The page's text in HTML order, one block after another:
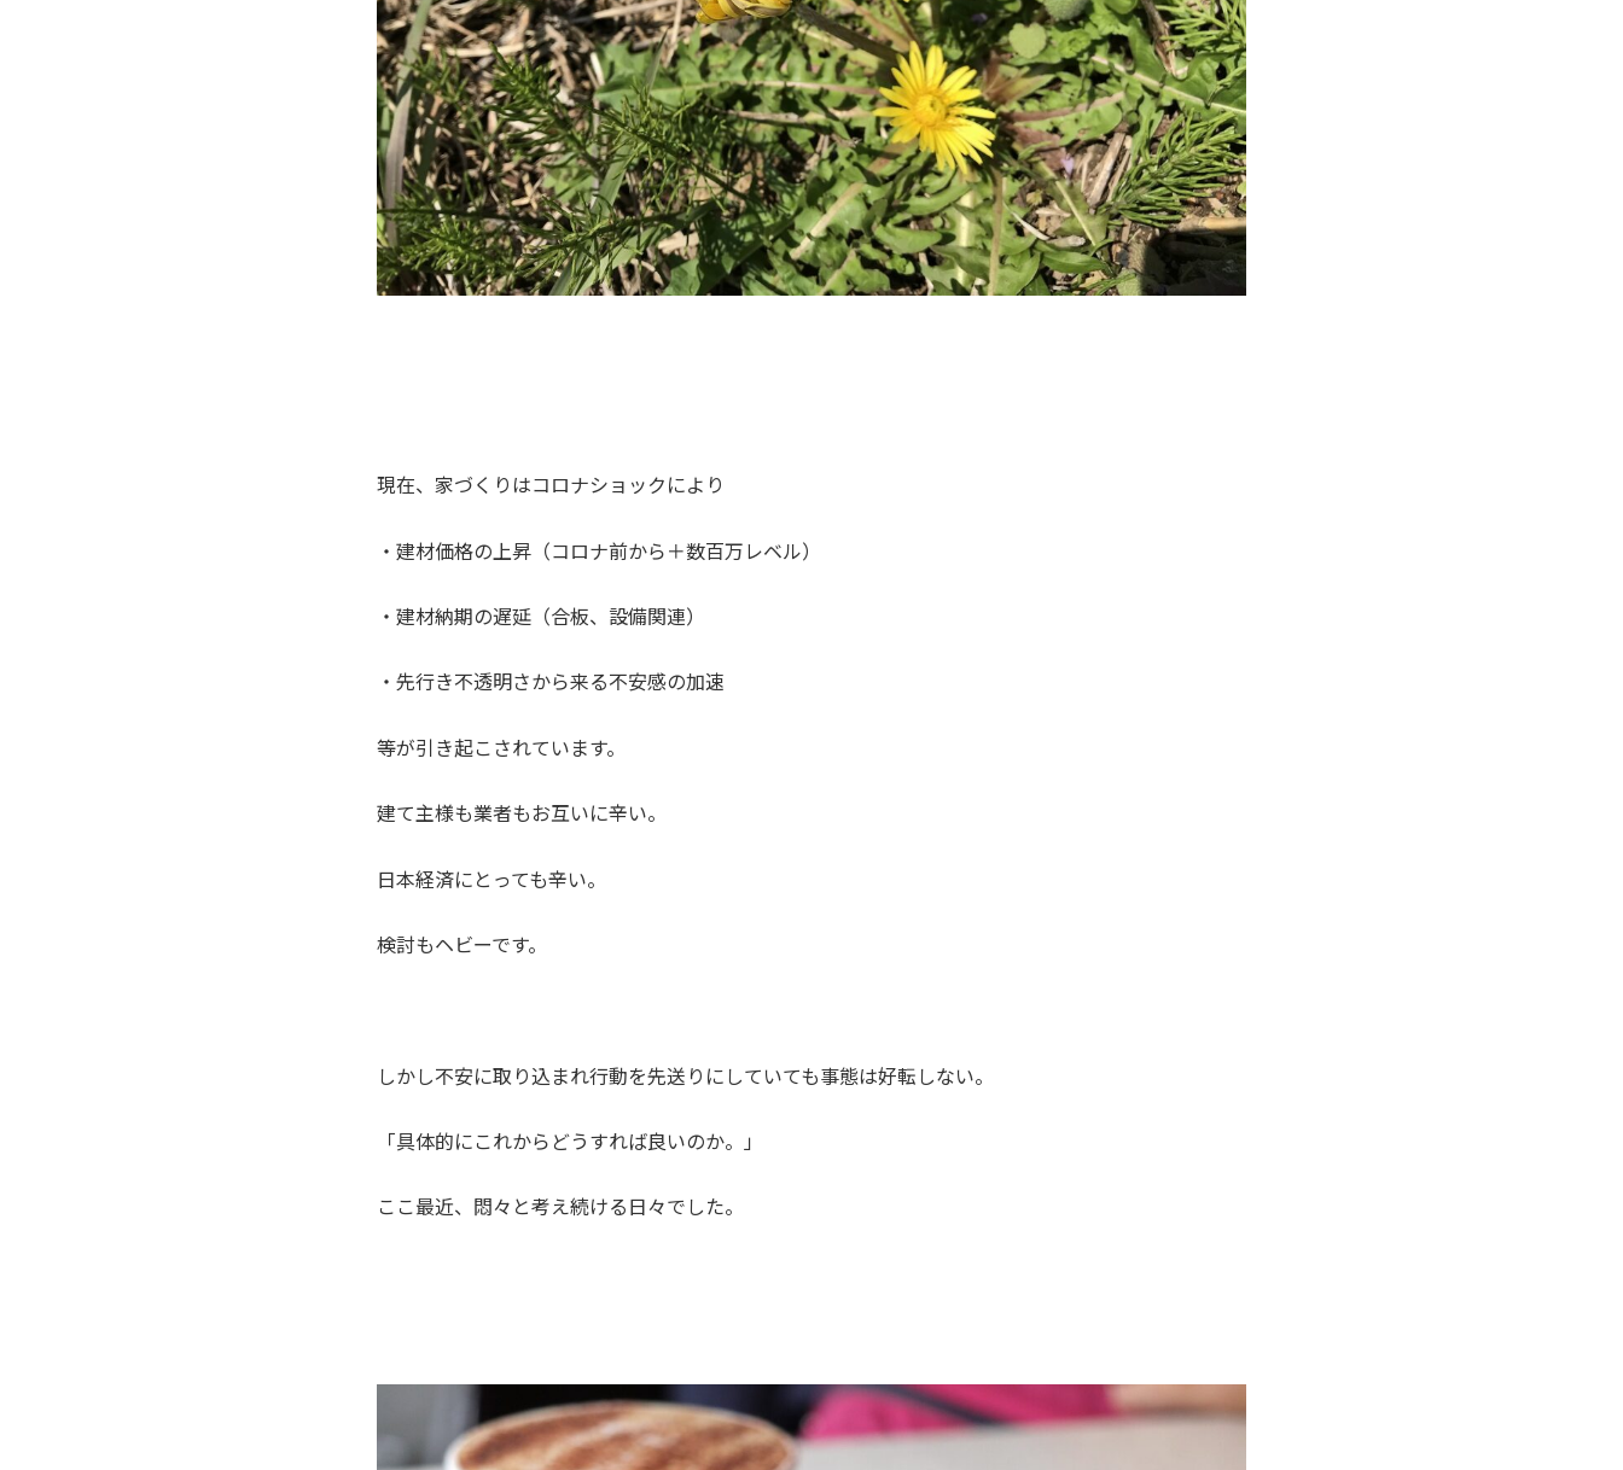
現在、家づくりはコロナショックにより
・建材価格の上昇（コロナ前から＋数百万レベル）
・建材納期の遅延（合板、設備関連）
・先行き不透明さから来る不安感の加速
等が引き起こされています。
建て主様も業者もお互いに辛い。
日本経済にとっても辛い。
検討もヘビーです。
しかし不安に取り込まれ行動を先送りにしていても事態は好転しない。
「具体的にこれからどうすれば良いのか。」
ここ最近、悶々と考え続ける日々でした。